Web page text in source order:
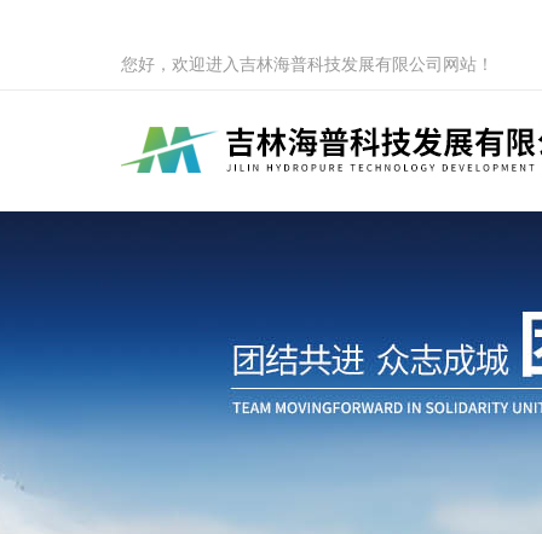
您好，欢迎进入吉林海普科技发展有限公司网站！